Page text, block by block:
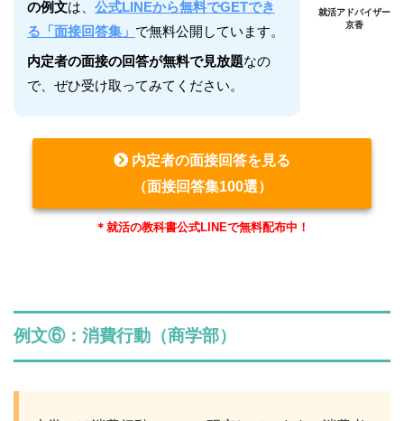
の例文は、 公式LINEから無料でGETでき
る「面接回答集」 で無料公開しています。
内定者の面接の回答が無料で見放題なの
で、ぜひ受け取ってみてください。
就活アドバイザー
京香
内定者の面接回答を見る
（面接回答集100選）
＊就活の教科書公式LINEで無料配布中！
例文⑥：消費行動（商学部）